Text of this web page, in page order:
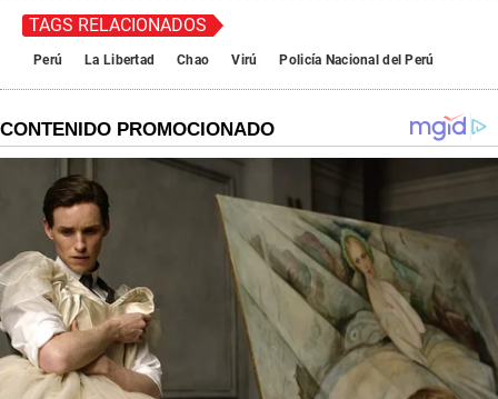
TAGS RELACIONADOS
Perú La Libertad Chao Virú Policía Nacional del Perú